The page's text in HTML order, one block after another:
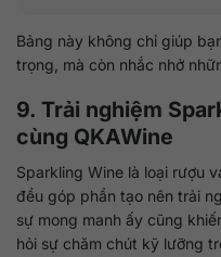
Bảng này không chỉ giúp
trọng, mà còn nhắc nhở
9. Trải nghiệm
cùng QKAWine
Sparkling Wine là loại rượu
đều góp phần tạo nên trải
sự mong manh ấy cũng
hỏi sự chăm chút kỹ lưỡng